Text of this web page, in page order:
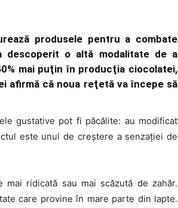
produsele pentru a combate
o altă modalitate de a
mai puţin în producţia ciocolatei,
afirmă că noua reţetă va începe să
gustative pot fi păcălite: au modificat
este unul de creştere a senzaţiei de
ridicată sau mai scăzută de zahăr.
care provine în mare parte din lapte.